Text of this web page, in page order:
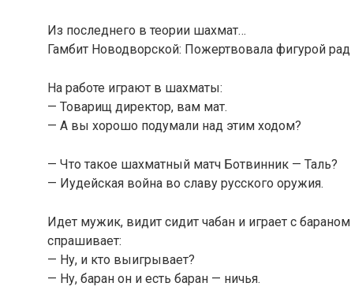
Из последнего в теории шахмат…
Гамбит Новодворской: Пожертвовала фигурой
На работе играют в шахматы:
— Товарищ директор, вам мат.
— А вы хорошо подумали над этим ходом?
— Что такое шахматный матч Ботвинник — Таль?
— Иудейская война во славу русского оружия.
Идет мужик, видит сидит чабан и играет с
спрашивает:
— Ну, и кто выигрывает?
— Ну, баран он и есть баран — ничья.